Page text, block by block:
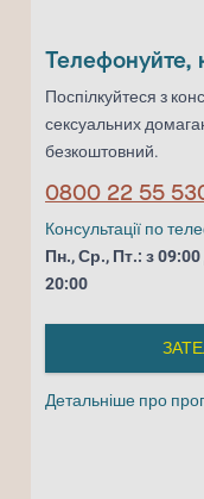
Телефонуйте,
Поспілкуйтеся з
сексуальних
безкоштовний.
0800 22 55
Консультації по
Пн., Ср., Пт.: з
20:00
Детальніше про